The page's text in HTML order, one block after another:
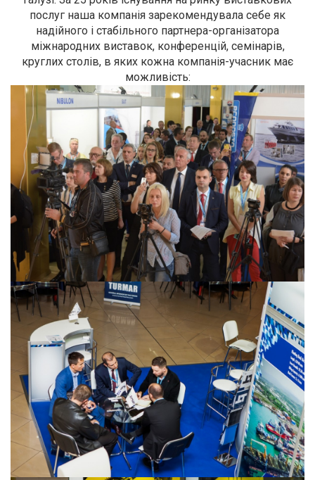
послуг наша компанія зарекомендувала себе як
надійного і стабільного партнера-організатора
міжнародних виставок, конференцій, семінарів,
круглих столів, в яких кожна компанія-учасник має
можливість: